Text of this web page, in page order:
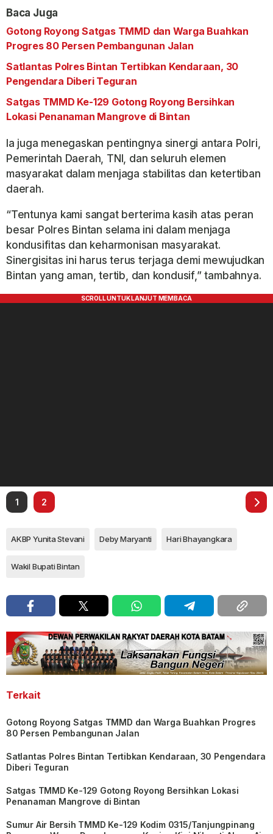
Baca Juga
Gotong Royong Satgas TMMD dan Warga Buahkan
Progres 80 Persen Pembangunan Jalan
Satlantas Polres Bintan Tertibkan Kendaraan, 30
Pengendara Diberi Teguran
Satgas TMMD Ke-129 Gotong Royong Bersihkan
Lokasi Penanaman Mangrove di Bintan
Ia juga menegaskan pentingnya sinergi antara Polri,
Pemerintah Daerah, TNI, dan seluruh elemen
masyarakat dalam menjaga stabilitas dan ketertiban
daerah.
“Tentunya kami sangat berterima kasih atas peran
besar Polres Bintan selama ini dalam menjaga
kondusifitas dan keharmonisan masyarakat.
Sinergisitas ini harus terus terjaga demi mewujudkan
Bintan yang aman, tertib, dan kondusif,” tambahnya.
1 2
AKBP Yunita Stevani Deby Maryanti Hari Bhayangkara
Wakil Bupati Bintan
Terkait
Gotong Royong Satgas TMMD dan Warga Buahkan Progres
80 Persen Pembangunan Jalan
Satlantas Polres Bintan Tertibkan Kendaraan, 30 Pengendara
Diberi Teguran
Satgas TMMD Ke-129 Gotong Royong Bersihkan Lokasi
Penanaman Mangrove di Bintan
Sumur Air Bersih TMMD Ke-129 Kodim 0315/Tanjungpinang